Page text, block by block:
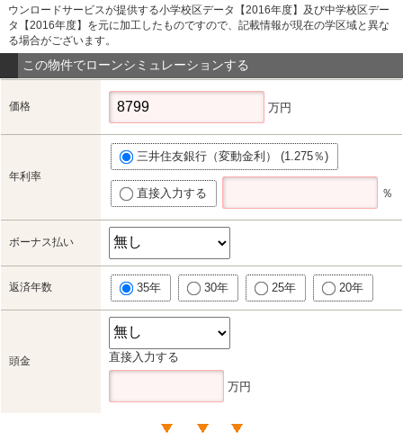
ウンロードサービスが提供する小学校区データ【2016年度】及び中学校区デー
タ【2016年度】を元に加工したものですので、記載情報が現在の学区域と異な
る場合がございます。
この物件でローンシミュレーションする
価格 万円
年利率
三井住友銀行（変動金利） (1.275％)
直接入力する ％
ボーナス払い
返済年数 35年 30年 25年 20年
頭金 直接入力する
万円